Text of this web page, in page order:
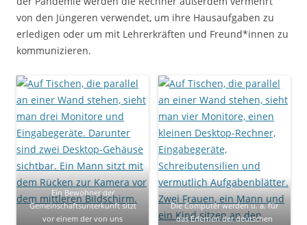
von den Jüngeren verwendet, um ihre Hausaufgaben zu
erledigen oder um mit Lehrerkräften und Freund*innen zu
kommunizieren.
Ein Bewohner der
Gemeinschaftsunterkunft sitzt
vor einem der von uns
Die Computer werden u. a. für
das Erlernen der deutschen